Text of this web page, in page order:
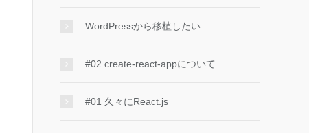
WordPressから移植したい
#02 create-react-appについて
#01 久々にReact.js